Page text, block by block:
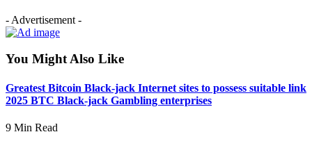
- Advertisement -
You Might Also Like
Greatest Bitcoin Black-jack Internet sites to possess suitable link
2025 BTC Black-jack Gambling enterprises
9 Min Read